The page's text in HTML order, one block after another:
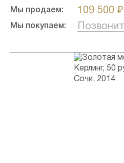
Мы продаем: 109 500 ₽
Мы покупаем: